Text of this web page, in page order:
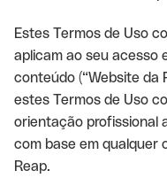
Estes Termos de Uso
aplicam ao seu acesso
conteúdo (“Website da
estes Termos de Uso
orientação profissional
com base em qualquer
Reap.